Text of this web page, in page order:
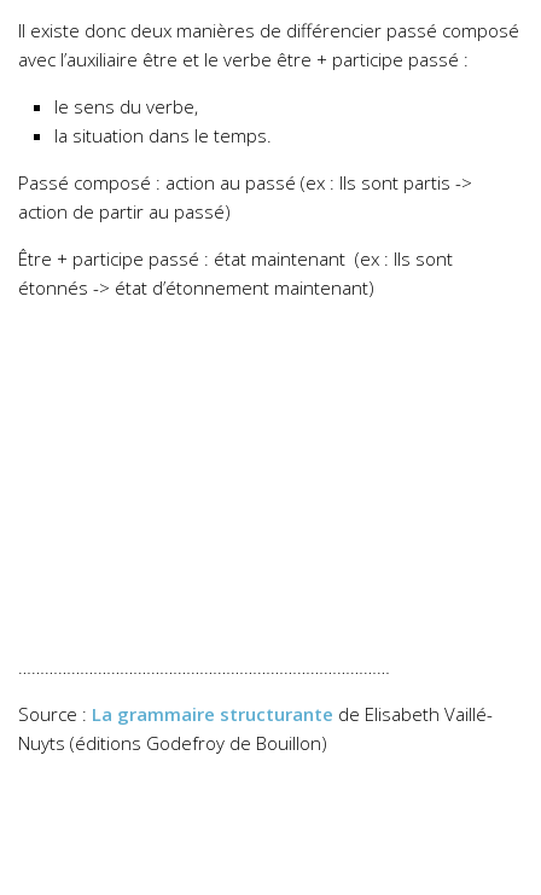
Il existe donc deux manières de différencier passé composé
avec l’auxiliaire être et le verbe être + participe passé :
le sens du verbe,
la situation dans le temps.
Passé composé : action au passé (ex : Ils sont partis ->
action de partir au passé)
Être + participe passé : état maintenant (ex : Ils sont
étonnés -> état d’étonnement maintenant)
Source : La grammaire structurante de Elisabeth Vaillé-
Nuyts (éditions Godefroy de Bouillon)